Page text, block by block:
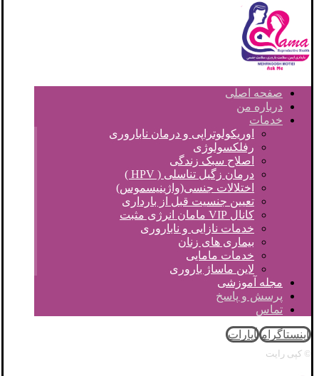
صفحه اصلی
درباره من
خدمات
اوریکولوتراپی و درمان ناباروری
رفلکسولوژی
اصلاح سبک زندگی
درمان زگیل تناسلی ( HPV )
اختلالات جنسی(واژینیسموس)
تعیین جنسیت قبل از بارداری
کانال VIP مامان انرژی مثبت
خدمات نازایی و ناباروری
بیماری های زنان
خدمات مامایی
لاین ماساژ باروری
مجله آموزشی
پرسش و پاسخ
تماس
اینستاگرام آپارات
© کپی رایت